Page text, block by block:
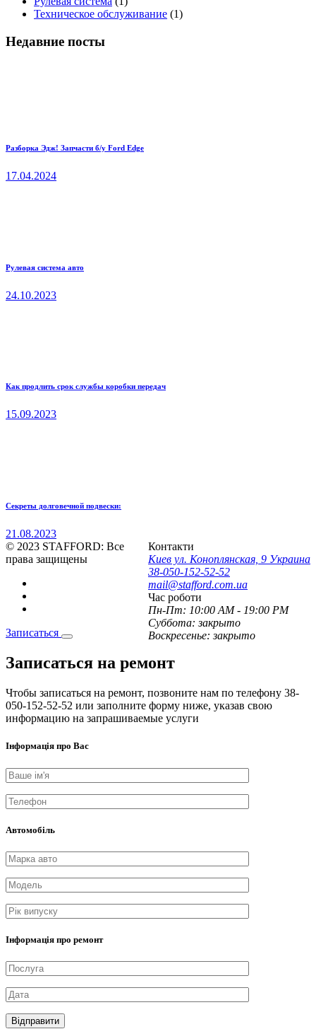
Техническое обслуживание (1)
Недавние посты
Разборка Эдж! Запчасти б/у Ford Edge
17.04.2024
Рулевая система авто
24.10.2023
Как продлить срок службы коробки передач
15.09.2023
Секреты долговечной подвески:
21.08.2023
Контакти
Киев ул. Коноплянская, 9 Украина
38-050-152-52-52
mail@stafford.com.ua
Час роботи
Пн-Пт: 10:00 AM - 19:00 PM
Суббота:закрыто
Воскресенье:закрыто
© 2023 STAFFORD: Все
права защищены
Записаться
Записаться на ремонт
Чтобы записаться на ремонт, позвоните нам по телефону 38-
050-152-52-52 или заполните форму ниже, указав свою
информацию на запрашиваемые услуги
Інформація про Вас
Автомобіль
Інформація про ремонт
Відправити